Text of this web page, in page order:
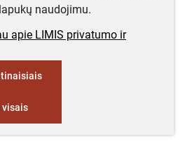
naudojimu.
apie LIMIS privatumo ir
visais